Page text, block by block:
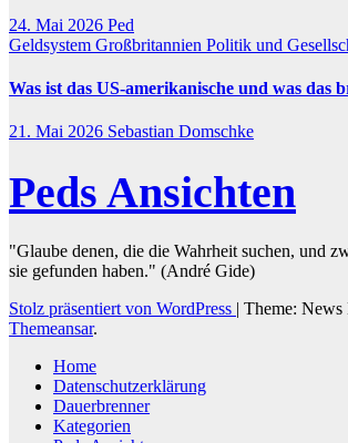
24. Mai 2026 Ped
Geldsystem Großbritannien Politik und
Was ist das US-amerikanische und was das
21. Mai 2026 Sebastian Domschke
Peds Ansichten
"Glaube denen, die die Wahrheit suchen, und
sie gefunden haben." (André Gide)
Stolz präsentiert von WordPress | Theme:
Themeansar.
Home
Datenschutzerklärung
Dauerbrenner
Kategorien